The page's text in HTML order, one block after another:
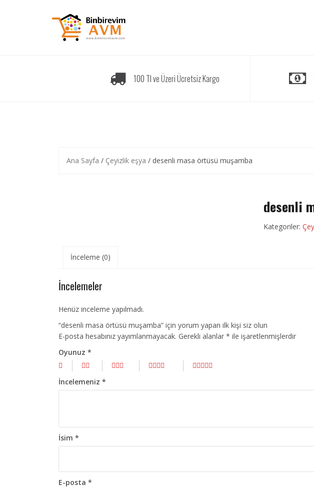
100 Tl ve Üzeri Ücretsiz Kargo
Ana Sayfa / Çeyizlik eşya / desenli masa örtüsü muşamba
desenli
Kategoriler:
İnceleme (0)
İncelemeler
Henüz inceleme yapılmadı.
“desenli masa örtüsü muşamba” için yorum yapan ilk kişi siz olun
E-posta hesabınız yayımlanmayacak. Gerekli alanlar * ile işaretlenmişlerdir
Oyunuz *
İncelemeniz *
İsim *
E-posta *